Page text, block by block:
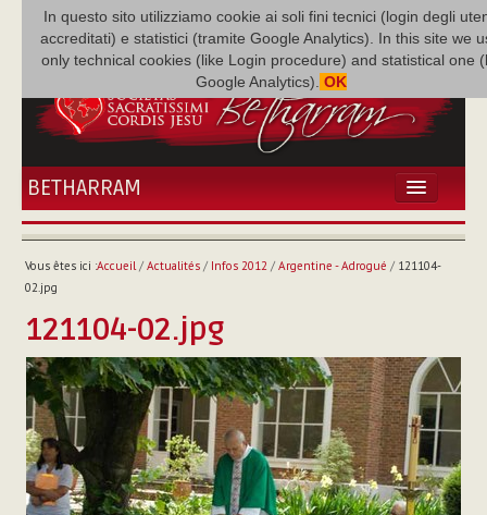
In questo sito utilizziamo cookie ai soli fini tecnici (login degli
accreditati) e statistici (tramite Google Analytics). In this site we
only technical cookies (like Login procedure) and statistical one
Google Analytics). OK
BETHARRAM
ACCUEIL
BÉTHARRAM
MISSION
NEF
MULTIMÉDIA
P. AUGUSTE ETCHÉCOPAR
Vous êtes ici :Accueil/ Actualités/ Infos 2012 / Argentine - Adrogué / 121104-
02.jpg
121104-02.jpg